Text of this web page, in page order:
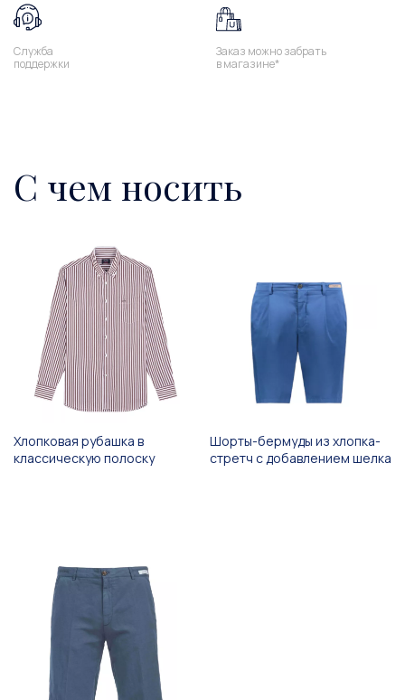
Служба
поддержки
Заказ можно забрать
в магазине*
С чем носить
Хлопковая рубашка в
классическую полоску
Шорты-бермуды из хлопка-
стретч с добавлением шелка